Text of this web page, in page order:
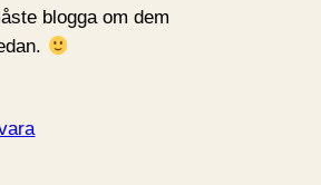
blogga om dem